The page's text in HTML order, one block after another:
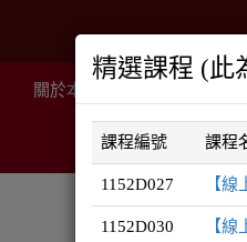
關於本院
精選課程 (此
課程編號 課程
1152D027 【
1152D030 【